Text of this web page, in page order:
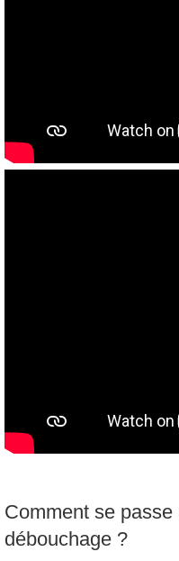
Comment se
débouchage ?